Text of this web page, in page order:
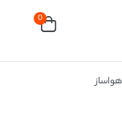
0
هواساز